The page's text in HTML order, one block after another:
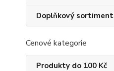
Doplňkový sortiment
Cenové kategorie
Produkty do 100 Kč